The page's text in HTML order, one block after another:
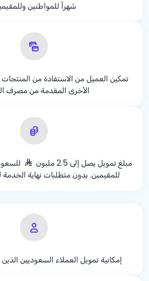
شهراً للمواطنين
تمكين العميل من الاستفادة من المنتجات
الأخرى المقدمة من مصرف
مبلغ تمويل يصل إلى 2.5 مليون
للمقيمين. بدون متطلبات نهاية الخدمة
إمكانية تمويل العملاء السعوديين